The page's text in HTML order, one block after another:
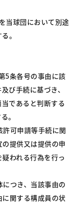
当球団において別途
。
5条各号の事由に該
び手続に基づき、
であると判断する
。
可申請等手続に関
提供又は提供の申
われる行為を行っ
つき、当該事由の
関する構成員の状